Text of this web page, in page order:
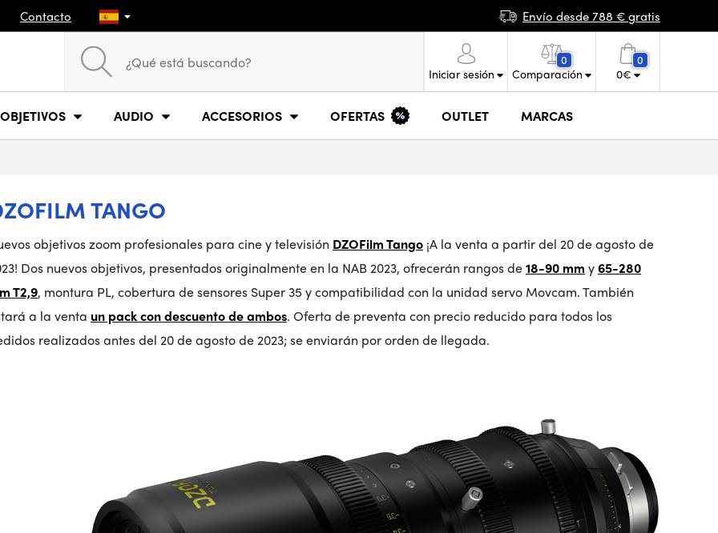
Contacto Envío desde 788 € gratis
Iniciar sesión
0
Comparación
0
0€
OBJETIVOS AUDIO ACCESORIOS OFERTAS OUTLET MARCAS
TANGO
objetivos zoom profesionales para cine y televisión DZOFilm Tango ¡A la venta a partir del 20 de agosto de
Dos nuevos objetivos, presentados originalmente en la NAB 2023, ofrecerán rangos de18-90 mm y65-280
T2,9, montura PL, cobertura de sensores Super 35 y compatibilidad con la unidad servo Movcam. También
a la venta un pack con descuento de ambos. Oferta de preventa con precio reducido para todos los
realizados antes del 20 de agosto de 2023; se enviarán por orden de llegada.